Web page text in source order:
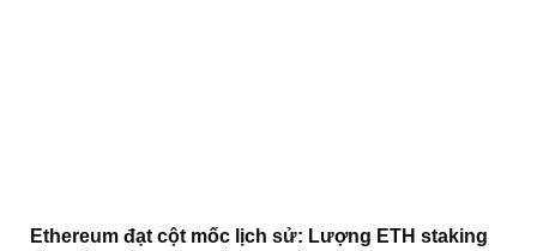
Ethereum đạt cột mốc lịch sử: Lượng ETH staking